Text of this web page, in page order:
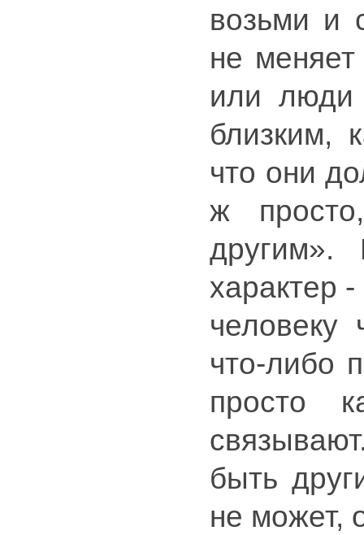
возьми и
не меняет
или люди
близким,
что они
ж
другим».
характер
человеку
что-либо
просто
быть
не может,